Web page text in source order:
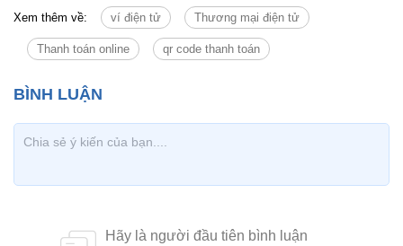
Xem thêm về: ví điện tử Thương mại điện tử
Thanh toán online qr code thanh toán